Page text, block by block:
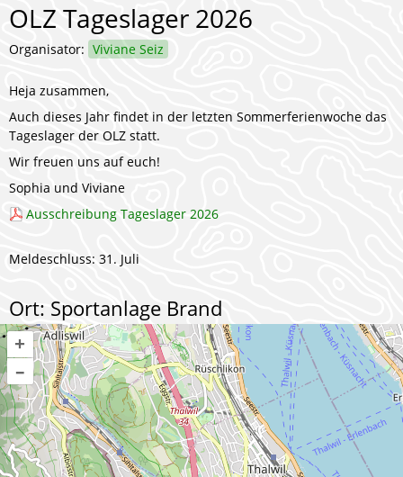
Feedback geben
OLZ Tageslager 2026
Organisator: Viviane Seiz
Heja zusammen,
Auch dieses Jahr findet in der letzten Sommerferienwoche das
Tageslager der OLZ statt.
Wir freuen uns auf euch!
Sophia und Viviane
Ausschreibung Tageslager 2026
Meldeschluss: 31. Juli
Ort: Sportanlage Brand
+
–